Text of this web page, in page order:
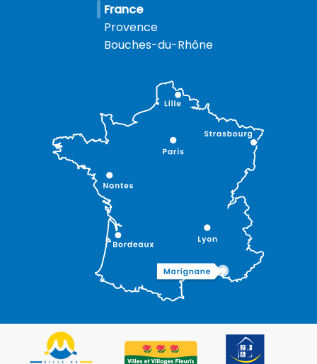
Prestations
France
Provence
Bouches-du-Rhône